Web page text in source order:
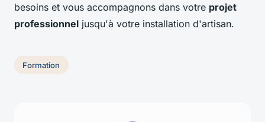
besoins et vous accompagnons dans votre projet
professionnel jusqu'à votre installation d'artisan.
Formation